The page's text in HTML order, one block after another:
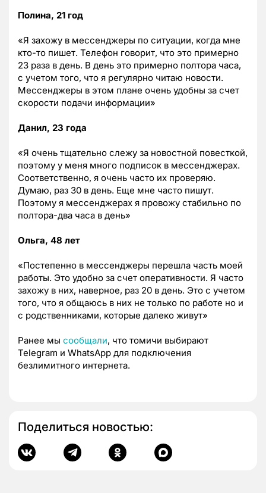
Полина, 21 год
«Я захожу в мессенджеры по ситуации, когда мне
кто-то пишет. Телефон говорит, что это примерно
23 раза в день. В день это примерно полтора часа,
с учетом того, что я регулярно читаю новости.
Мессенджеры в этом плане очень удобны за счет
скорости подачи информации»
Данил, 23 года
«Я очень тщательно слежу за новостной повесткой,
поэтому у меня много подписок в мессенджерах.
Соответственно, я очень часто их проверяю.
Думаю, раз 30 в день. Еще мне часто пишут.
Поэтому я мессенджерах я провожу стабильно по
полтора-два часа в день»
Ольга, 48 лет
«Постепенно в мессенджеры перешла часть моей
работы. Это удобно за счет оперативности. Я часто
захожу в них, наверное, раз 20 в день. Это с учетом
того, что я общаюсь в них не только по работе но и
с родственниками, которые далеко живут»
Ранее мы сообщали, что томичи выбирают
Telegram и WhatsApp для подключения
безлимитного интернета.
Поделиться новостью: